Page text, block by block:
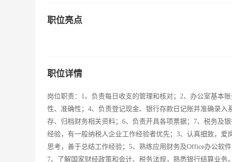
职位亮点
职位详情
岗位职责：1、负责每日收支的管理和核对；2、办公室基本
性、准确性；4、负责登记现金、银行存款日记账并准确录
存、归档财务相关资料；6、负责开具各项票据；7、税务及
经验，有一般纳税人企业工作经验者优先；3、认真细致，
思考，善于总结工作经验；5、熟练应用财务及Office办公软
7、了解国家财经政策和会计、税务法规，熟悉银行结算业务